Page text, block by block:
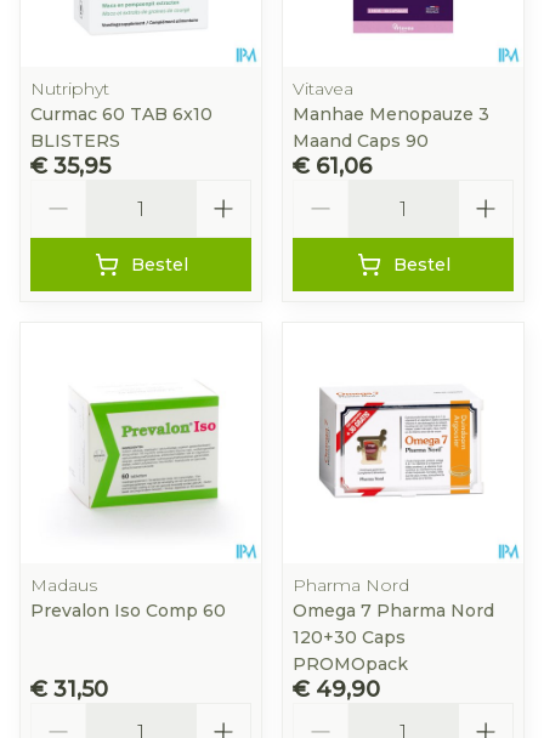
Nutriphyt
Curmac 60 TAB 6x10
BLISTERS
€ 35,95
Bestel
Vitavea
Manhae Menopauze 3
Maand Caps 90
€ 61,06
Bestel
Madaus
Prevalon Iso Comp 60
€ 31,50
Pharma Nord
Omega 7 Pharma Nord
120+30 Caps
PROMOpack
€ 49,90